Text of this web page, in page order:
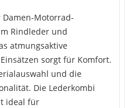
Damen-Motorrad-
Rindleder und
atmungsaktive
sorgt für Komfort.
und die
Die Lederkombi
ideal für